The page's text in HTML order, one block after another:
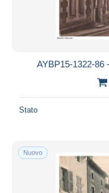
AYBP15-1322-86
Stato
Nuovo